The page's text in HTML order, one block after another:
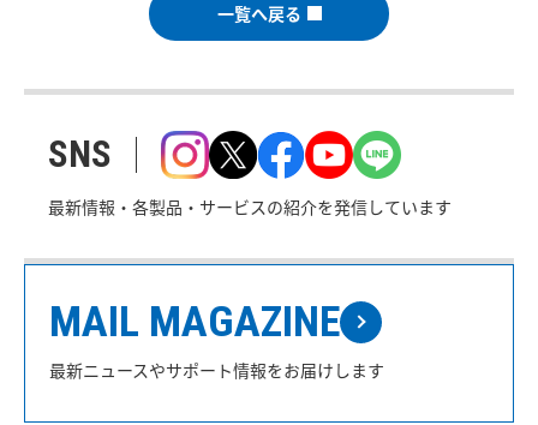
一覧へ戻る
SNS
最新情報・各製品・サービスの紹介を発信しています
MAIL MAGAZINE
最新ニュースやサポート情報をお届けします